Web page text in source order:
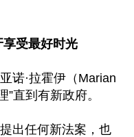
受最好时光
诺·拉霍伊（Marian
直到有新政府。
出任何新法案，也